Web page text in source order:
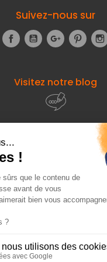
Suivez-nous sur
FacebookYouTubeGoogle+
Visitez notre blog
propos de
vous et nous